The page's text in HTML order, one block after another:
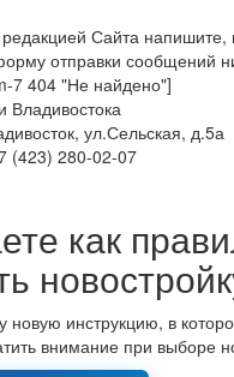
Сайта напишите,
отправки сообщений
7 404 "Не найдено"]
Владивостока
ул.Сельская, д.5а
(423) 280-02-07
как
новую инструкцию, в
внимание при выборе